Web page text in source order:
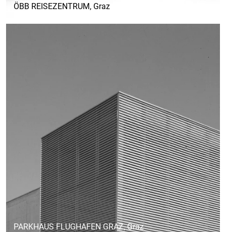
ÖBB REISEZENTRUM, Graz
PARKHAUS FLUGHAFEN GRAZ, Graz